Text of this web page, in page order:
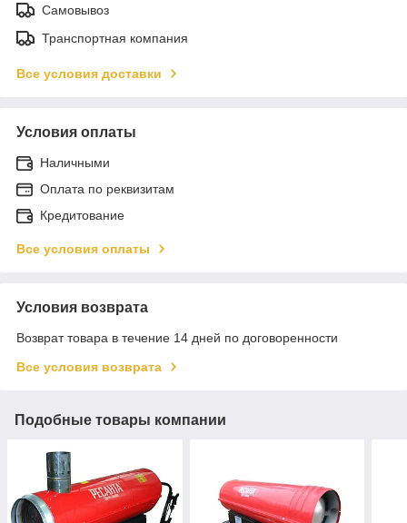
Самовывоз
Транспортная компания
Все условия доставки
Условия оплаты
Наличными
Оплата по реквизитам
Кредитование
Все условия оплаты
Условия возврата
Возврат товара в течение 14 дней по договоренности
Все условия возврата
Подобные товары компании